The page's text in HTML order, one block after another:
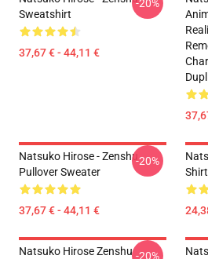
Sweatshirt
37,67 € - 44,11 €
-20%
Natsuko Hirose - Zenshu
Pullover Sweater
37,67 € - 44,11 €
-20%
Shirt
Natsuko Hirose Zenshu -20%